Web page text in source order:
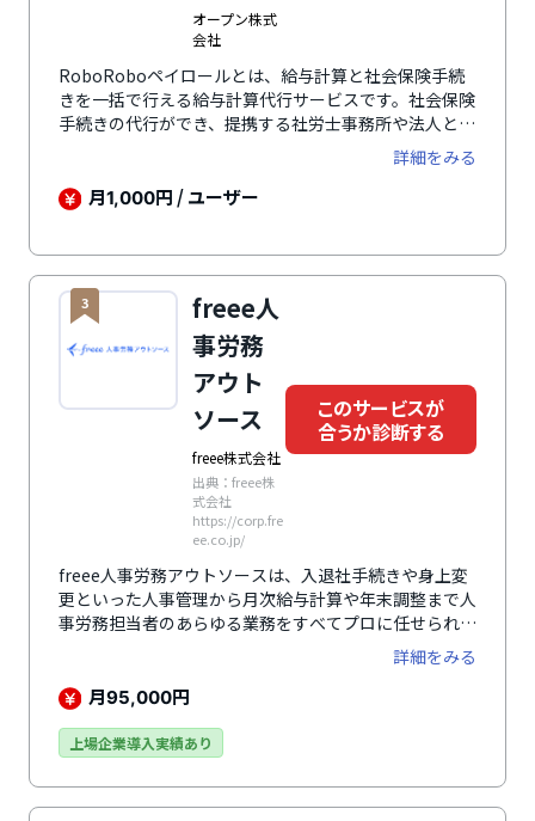
オープン株式
会社
RoboRoboペイロールとは、給与計算と社会保険手続
きを一括で行える給与計算代行サービスです。社会保険
手続きの代行ができ、提携する社労士事務所や法人とシ
ステム・データ連携を行い、労務関連の手続き全般に対
応。さらに、給付金申請や電子申請も可能です。既存の
勤怠システムともデータ連携ができ、システム変更の必
されています。RPAを活用して効率化されているため、
迅速かつ正確な給与計算を実現。明細項目などのカスタ
マイズも柔軟に設定可能です。
詳細をみる
月1,000円 / ユーザー
3
freee人
事労務
アウト
ソース
freee株式会社
出典：freee株
式会社
https://corp.fre
ee.co.jp/
このサービスが
合うか診断する
freee人事労務アウトソースは、入退社手続きや身上変
更といった人事管理から月次給与計算や年末調整まで人
事労務担当者のあらゆる業務をすべてプロに任せられる
外部委託サービスです。クラウド完結でサーバーやソフ
トウェアの購入が不要なため、低価格ですぐに利用でき
ます。最新の状態に自動アップデートも行われ、法改正
詳細をみる
月95,000円
上場企業導入実績あり